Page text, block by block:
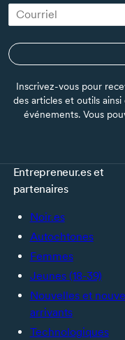
Inscrivez-vous pour
des articles et outils
événements. Vous
Entrepreneur.es et
partenaires
Noir.es
Autochtones
Femmes
Jeunes (18-39)
Nouvelles et
arrivants
Technologiques